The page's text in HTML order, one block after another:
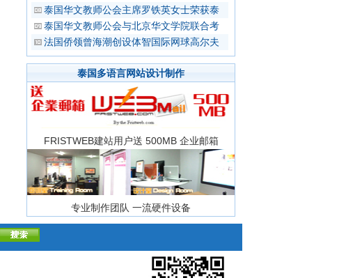
泰国华文教师公会主席罗铁英女士荣获泰
泰国华文教师公会与北京华文学院联合考
法国侨领曾海潮创设体智国际网球高尔夫
泰国多语言网站设计制作
FRISTWEB建站用户送 500MB 企业邮箱
专业制作团队 一流硬件设备